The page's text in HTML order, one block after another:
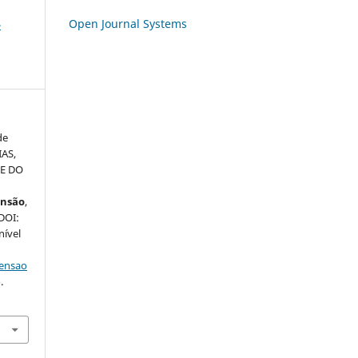
DO
,
Open Journal Systems